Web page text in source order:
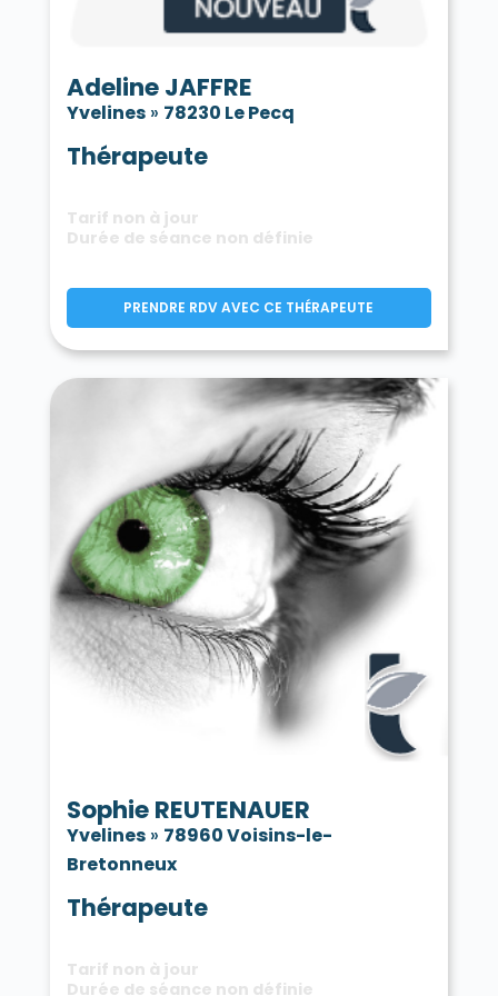
Adeline JAFFRE
Yvelines» 78230 Le Pecq
Thérapeute
Tarif non à jour
Durée de séance non définie
PRENDRE RDV AVEC CE THÉRAPEUTE
Sophie REUTENAUER
Yvelines» 78960 Voisins-le-
Bretonneux
Thérapeute
Tarif non à jour
Durée de séance non définie